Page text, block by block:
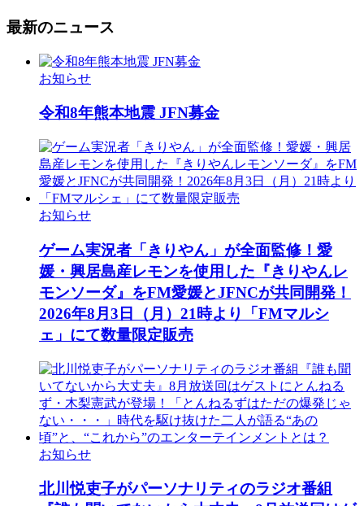
最新のニュース
お知らせ
令和8年熊本地震 JFN募金
お知らせ
ゲーム実況者「きりやん」が全面監修！愛
媛・興居島産レモンを使用した『きりやんレ
モンソーダ』をFM愛媛とJFNCが共同開発！
2026年8月3日（月）21時より「FMマルシ
ェ」にて数量限定販売
お知らせ
北川悦吏子がパーソナリティのラジオ番組